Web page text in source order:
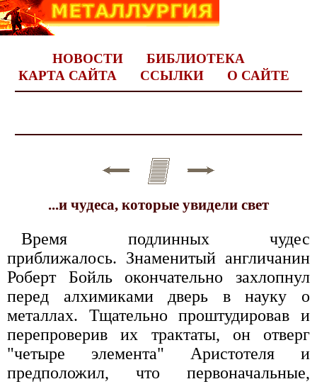
НОВОСТИ
БИБЛИОТЕКА
КАРТА САЙТА
ССЫЛКИ О САЙТЕ
...и чудеса, которые увидели свет
Время подлинных чудес
приближалось. Знаменитый англичанин
Роберт Бойль окончательно захлопнул
перед алхимиками дверь в науку о
металлах. Тщательно проштудировав и
перепроверив их трактаты, он отверг
"четыре элемента" Аристотеля и
предположил, что первоначальные,